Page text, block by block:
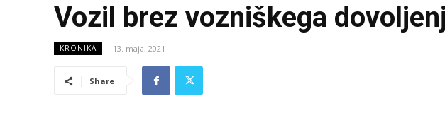
Vozil brez vozniškega
KRONIKA 13. maja, 2021
Share